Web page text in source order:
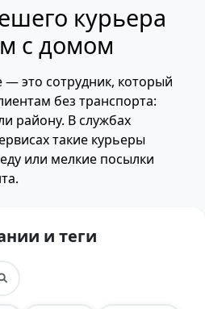
курьера
с домом
это сотрудник, который
без транспорта:
району. В службах
такие курьеры
или мелкие посылки
и теги